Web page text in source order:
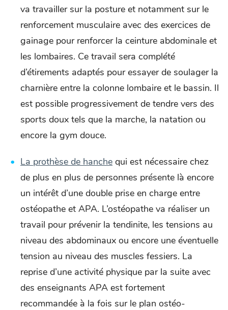
va travailler sur la posture et notamment sur le
renforcement musculaire avec des exercices de
gainage pour renforcer la ceinture abdominale et
les lombaires. Ce travail sera complété
d’étirements adaptés pour essayer de soulager la
charnière entre la colonne lombaire et le bassin. Il
est possible progressivement de tendre vers des
sports doux tels que la marche, la natation ou
encore la gym douce.
La prothèse de hanche qui est nécessaire chez
de plus en plus de personnes présente là encore
un intérêt d’une double prise en charge entre
ostéopathe et APA. L’ostéopathe va réaliser un
travail pour prévenir la tendinite, les tensions au
niveau des abdominaux ou encore une éventuelle
tension au niveau des muscles fessiers. La
reprise d’une activité physique par la suite avec
des enseignants APA est fortement
recommandée à la fois sur le plan ostéo-